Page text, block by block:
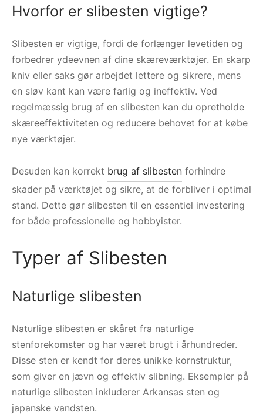
Hvorfor er slibesten vigtige?
Slibesten er vigtige, fordi de forlænger levetiden og
forbedrer ydeevnen af dine skæreværktøjer. En skarp
kniv eller saks gør arbejdet lettere og sikrere, mens
en sløv kant kan være farlig og ineffektiv. Ved
regelmæssig brug af en slibesten kan du opretholde
skæreeffektiviteten og reducere behovet for at købe
nye værktøjer.
Desuden kan korrekt brug af slibesten forhindre
skader på værktøjet og sikre, at de forbliver i optimal
stand. Dette gør slibesten til en essentiel investering
for både professionelle og hobbyister.
Typer af Slibesten
Naturlige slibesten
Naturlige slibesten er skåret fra naturlige
stenforekomster og har været brugt i århundreder.
Disse sten er kendt for deres unikke kornstruktur,
som giver en jævn og effektiv slibning. Eksempler på
naturlige slibesten inkluderer Arkansas sten og
japanske vandsten.